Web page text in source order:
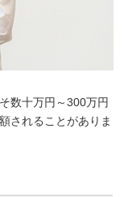
数十万円～300万円
されることがありま